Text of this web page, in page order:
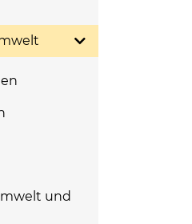
und